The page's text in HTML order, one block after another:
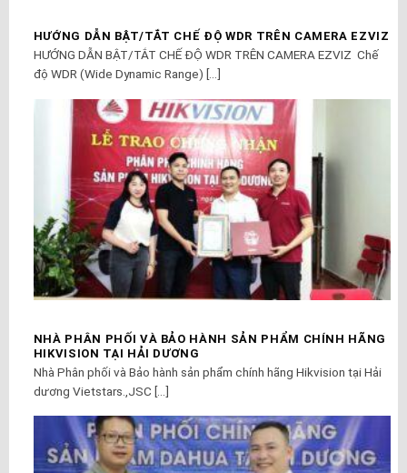
HƯỚNG DẪN BẬT/TẮT CHẾ ĐỘ WDR TRÊN CAMERA EZVIZ
HƯỚNG DẪN BẬT/TẮT CHẾ ĐỘ WDR TRÊN CAMERA EZVIZ Chế
độ WDR (Wide Dynamic Range) [...]
NHÀ PHÂN PHỐI VÀ BẢO HÀNH SẢN PHẨM CHÍNH HÃNG
HIKVISION TẠI HẢI DƯƠNG
Nhà Phân phối và Bảo hành sản phẩm chính hãng Hikvision tại Hải
dương Vietstars.,JSC [...]